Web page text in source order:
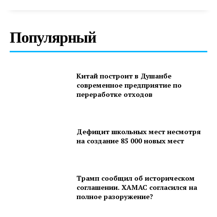
Популярный
Китай построит в Душанбе
современное предприятие по
переработке отходов
Дефицит школьных мест несмотря
на создание 85 000 новых мест
Трамп сообщил об историческом
соглашении. ХАМАС согласился на
полное разоружение?